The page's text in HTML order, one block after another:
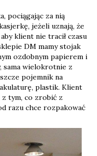
pociągając za nią
jeżeli uznają, że
klient nie tracił czasu
DM mamy stojak
ozdobnym papierem i
sama wielokrotnie z
pojemnik na
plastik. Klient
tym, co zrobić z
razu chce rozpakować